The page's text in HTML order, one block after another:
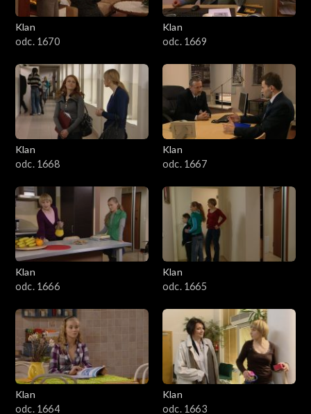
Klan
odc. 1670
Klan
odc. 1669
Klan
odc. 1668
Klan
odc. 1667
Klan
odc. 1666
Klan
odc. 1665
Klan
odc. 1664
Klan
odc. 1663